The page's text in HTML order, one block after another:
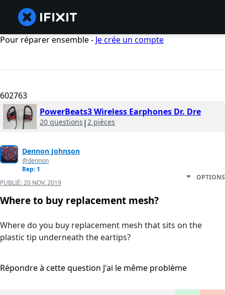
Pour réparer ensemble - Je crée un compte
602763
PowerBeats3 Wireless Earphones Dr. Dre
20 questions | 2 pièces
Dennon Johnson
@dennon
Rep: 1
PUBLIÉ:20 NOV. 2019
OPTIONS
Where to buy replacement mesh?
Where do you buy replacement mesh that sits on the
plastic tip underneath the eartips?
Répondre à cette question J'ai le même problème